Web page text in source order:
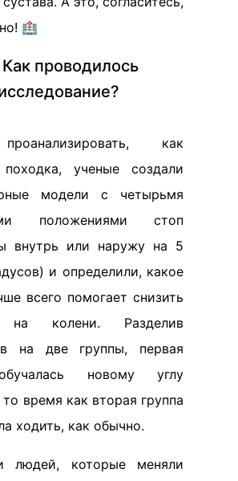
🏥
проводилось
как
походка, ученые создали
модели с четырьмя
положениями стоп
внутрь или наружу на 5
и определили, какое
всего помогает снизить
на колени. Разделив
на две группы, первая
новому углу
то время как вторая группа
ходить, как обычно.
людей, которые меняли